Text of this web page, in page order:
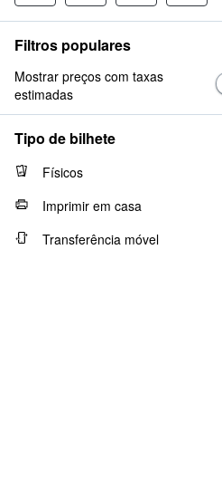
Filtros populares
Mostrar preços com taxas
estimadas
Tipo de bilhete
Físicos
Imprimir em casa
Transferência móvel